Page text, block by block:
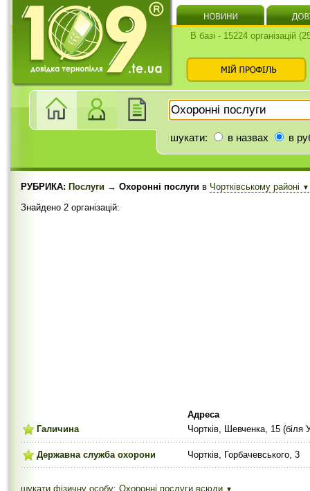
В базі - 15224 організацій
шукати: в назвах в
РУБРИКА: Послуги → Охоронні послуги в Чортківському районі ▼
Знайдено 2 організацій:
Адреса
Галичина
Чортків, Шевченка, 15 (біля
Державна служба охорони Чортків, Горбачевського, 3
шукати фізичну особу: Охоронні послуги всюди ▼